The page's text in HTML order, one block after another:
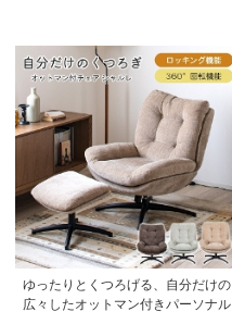
ゆったりとくつろげる、自分だけの
広々したオットマン付きパーソナル